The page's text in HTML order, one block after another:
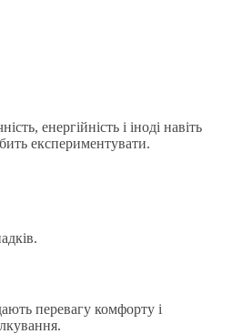
енергійність і іноді навіть
експериментувати.
перевагу комфорту і